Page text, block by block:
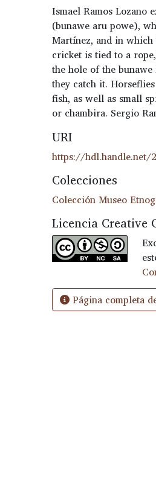
Ismael Ramos Lozano
(bunawe aru powe),
Martínez, and in
cricket is tied to a
the hole of the
they catch it.
fish, as well as small
or chambira. Sergio
URI
https://hdl.handle.net/
Colecciones
Colección Museo
Licencia Creative
Página completa